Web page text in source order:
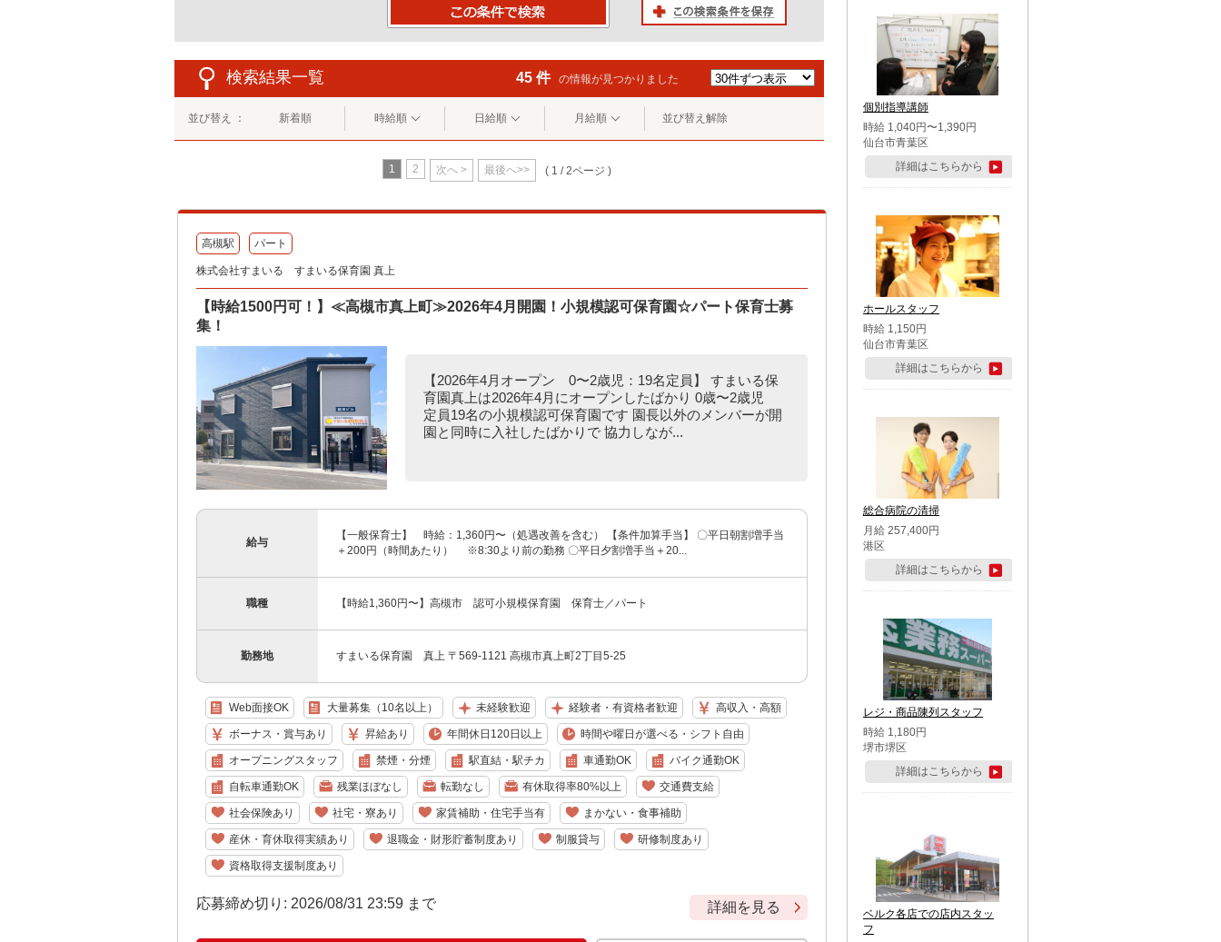
検索結果一覧 45 件 の情報が見つかりました
並び替え ： 新着順 時給順 日給順 月給順 並び替え解除
1 2 次へ > 最後へ>> ( 1 / 2ページ )
高槻駅 パート
株式会社すまいる すまいる保育園 真上
【時給1500円可！】≪高槻市真上町≫2026年4月開園！小規模認可保育園☆パート保育士募
集！
【2026年4月オープン 0〜2歳児：19名定員】 すまいる保
育園真上は2026年4月にオープンしたばかり 0歳〜2歳児
定員19名の小規模認可保育園です 園長以外のメンバーが開
園と同時に入社したばかりで 協力しなが...
給与
【一般保育士】 時給：1,360円〜（処遇改善を含む） 【条件加算手当】 〇平日朝割増手当
＋200円（時間あたり） ※8:30より前の勤務 〇平日夕割増手当＋20...
職種 【時給1,360円〜】高槻市 認可小規模保育園 保育士／パート
勤務地 すまいる保育園 真上 〒569-1121 高槻市真上町2丁目5-25
Web面接OK 大量募集（10名以上） 未経験歓迎 経験者・有資格者歓迎 高収入・高額
ボーナス・賞与あり 昇給あり 年間休日120日以上 時間や曜日が選べる・シフト自由
オープニングスタッフ 禁煙・分煙 駅直結・駅チカ 車通勤OK バイク通勤OK
自転車通勤OK 残業ほぼなし 転勤なし 有休取得率80%以上 交通費支給
社会保険あり 社宅・寮あり 家賃補助・住宅手当有 まかない・食事補助
産休・育休取得実績あり 退職金・財形貯蓄制度あり 制服貸与 研修制度あり
資格取得支援制度あり
応募締め切り: 2026/08/31 23:59 まで 詳細を見る
個別指導講師
時給 1,040円〜1,390円
仙台市青葉区
詳細はこちらから
ホールスタッフ
時給 1,150円
仙台市青葉区
詳細はこちらから
総合病院の清掃
月給 257,400円
港区
詳細はこちらから
レジ・商品陳列スタッフ
時給 1,180円
堺市堺区
詳細はこちらから
ベルク各店での店内スタッ
フ